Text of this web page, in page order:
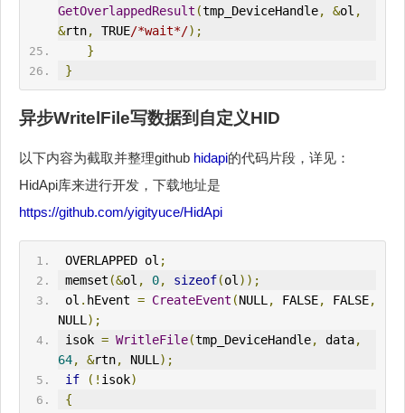
GetOverlappedResult (tmp_DeviceHandle, &ol ,
&rtn, TRUE/*wait*/);
}
}
异步WritelFile写数据到自定义HID
以下内容为截取并整理github hidapi的代码片段，详见：
HidApi库来进行开发，下载地址是
https://github.com/yigityuce/HidApi
OVERLAPPED ol ;
memset (&ol , 0, sizeof(ol));
ol . hEvent = CreateEvent (NULL, FALSE, FALSE,
NULL);
isok = WritleFile(tmp_DeviceHandle, data,
64, &rtn, NULL);
if
(! isok)
{